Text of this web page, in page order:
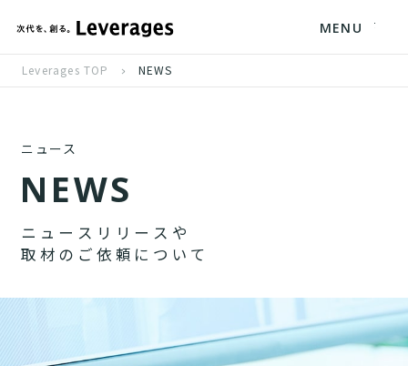
MENU
Leverages TOP NEWS
ニュース
NEWS
ニ ュ ー ス リ リ ー ス や
取 材 の ご 依 頼 に つ い て